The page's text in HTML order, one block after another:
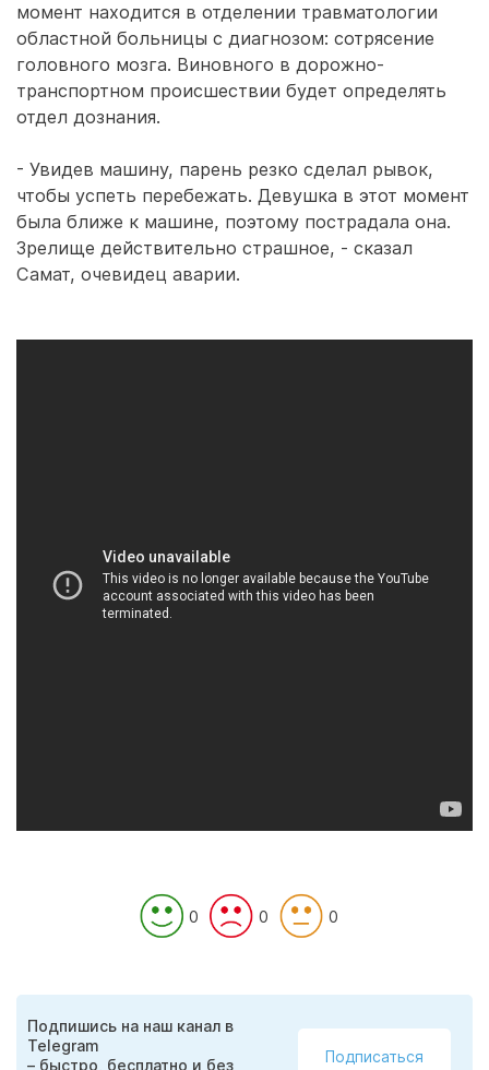
момент находится в отделении травматологии
областной больницы с диагнозом: сотрясение
головного мозга. Виновного в дорожно-
транспортном происшествии будет определять
отдел дознания.
- Увидев машину, парень резко сделал рывок,
чтобы успеть перебежать. Девушка в этот момент
была ближе к машине, поэтому пострадала она.
Зрелище действительно страшное, - сказал
Самат, очевидец аварии.
0 0 0
Подпишись на наш канал в
Telegram
– быстро, бесплатно и без
Подписаться